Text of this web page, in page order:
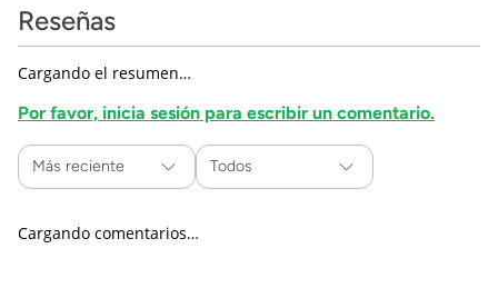
Reseñas
Cargando el resumen…
Por favor, inicia sesión para escribir un comentario.
Más reciente Todos
Cargando comentarios…